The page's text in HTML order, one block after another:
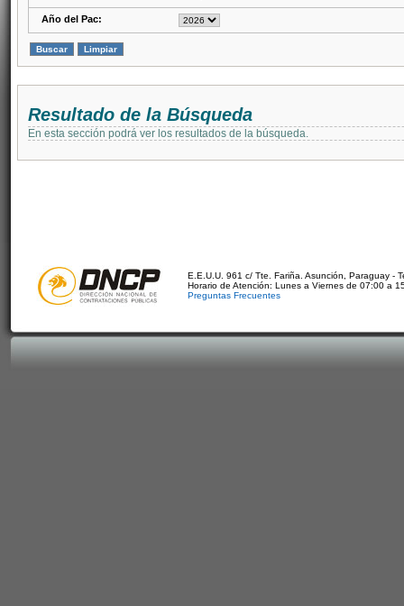
Año del Pac:
Resultado de la Búsqueda
En esta sección podrá ver los resultados de la búsqueda.
E.E.U.U. 961 c/ Tte. Fariña. Asunción, Paraguay -
Horario de Atención: Lunes a Viernes de 07:00 a
Preguntas Frecuentes